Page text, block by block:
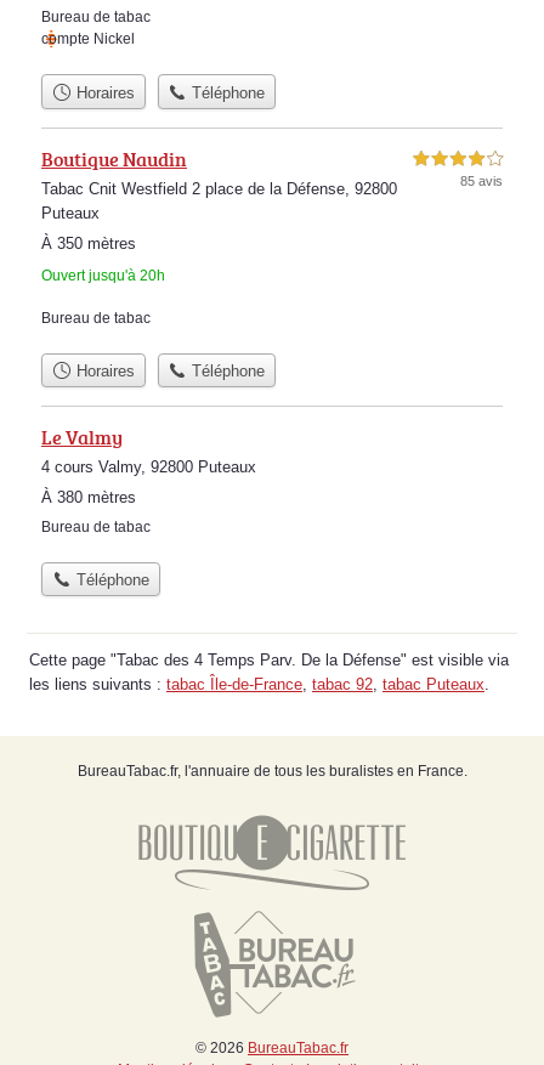
Bureau de tabac
compte Nickel
Horaires Téléphone
Boutique Naudin
Tabac Cnit Westfield 2 place de la Défense, 92800
Puteaux
À 350 mètres
Ouvert jusqu'à 20h
4,0 étoiles sur 5
85 avis
Bureau de tabac
Horaires Téléphone
Le Valmy
4 cours Valmy, 92800 Puteaux
À 380 mètres
Bureau de tabac
Téléphone
Cette page "Tabac des 4 Temps Parv. De la Défense" est visible via
les liens suivants : tabac Île-de-France, tabac 92, tabac Puteaux.
BureauTabac.fr, l'annuaire de tous les buralistes en France.
© 2026 BureauTabac.fr